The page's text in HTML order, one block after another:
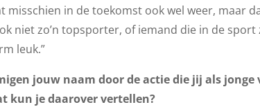
misschien in de toekomst ook wel weer, maar
niet zo’n topsporter, of iemand die in de
leuk.”
jouw naam door de actie die jij als
kun je daarover vertellen?